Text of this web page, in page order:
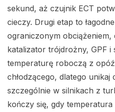
sekund, aż czujnik ECT
cieczy. Drugi etap to
ograniczonym obciążeniem,
katalizator trójdrożny, GPF i
temperaturę roboczą z
chłodzącego, dlatego unikaj
szczególnie w silnikach z
kończy się, gdy